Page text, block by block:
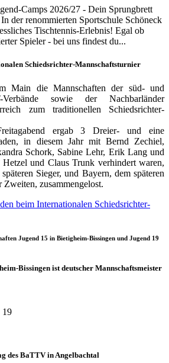
Camps 2026/27 - Dein Sprungbrett
der renommierten Sportschule Schöneck
Tischtennis-Erlebnis! Egal ob
Spieler - bei uns findest du...
Schiedsrichter-Mannschaftsturnier
Main die Mannschaften der süd- und
Verbände sowie der Nachbarländer
zum traditionellen Schiedsrichter-
ergab 3 Dreier- und eine
in diesem Jahr mit Bernd Zechiel,
Schork, Sabine Lehr, Erik Lang und
und Claus Trunk verhindert waren,
Sieger, und Bayern, dem späteren
zusammengelost.
beim Internationalen Schiedsrichter-
Jugend 15 in Bietigheim-Bissingen und Jugend 19
Bissingen ist deutscher Mannschaftsmeister
des BaTTV in Angelbachtal